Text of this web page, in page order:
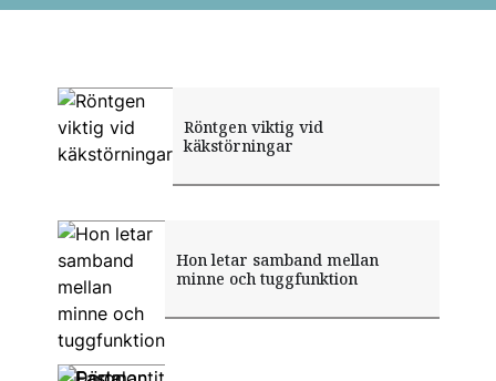
Röntgen viktig vid
käkstörningar
Hon letar samband mellan
minne och tuggfunktion